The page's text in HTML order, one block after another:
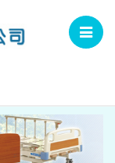
Toggle